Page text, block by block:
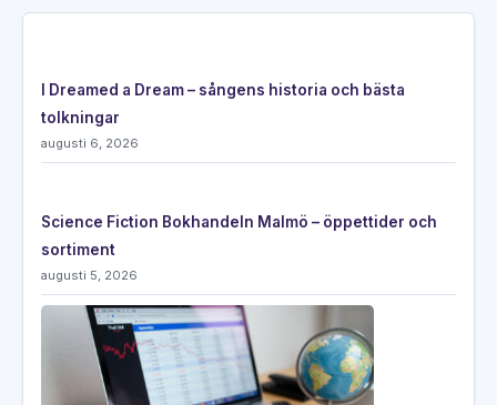
I Dreamed a Dream – sångens historia och bästa
tolkningar
augusti 6, 2026
Science Fiction Bokhandeln Malmö – öppettider och
sortiment
augusti 5, 2026